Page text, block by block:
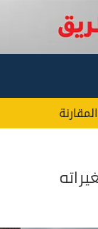
المقارنة